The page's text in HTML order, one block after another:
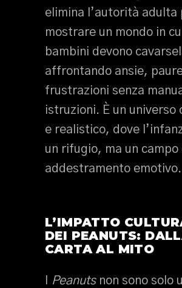
elimina l’autorità adulta
mostrare un mondo in
bambini devono
affrontando ansie,
frustrazioni senza
istruzioni. È un universo
e realistico, dove
un rifugio, ma un campo
addestramento emotivo.
L’IMPATTO
DEI PEANUTS:
CARTA AL MITO
Peanutsnon sono solo